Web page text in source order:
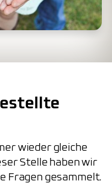
wieder gleiche
Stelle haben wir
Fragen gesammelt.